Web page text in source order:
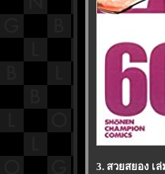
3. สวยสยอง เ